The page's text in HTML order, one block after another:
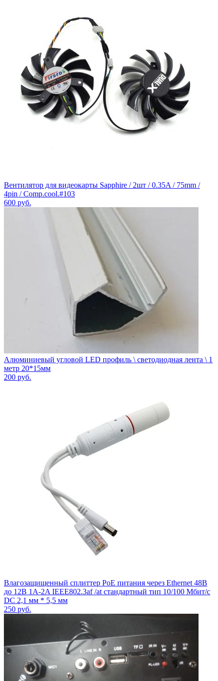
Вентилятор для видеокарты Sapphire / 2шт / 0.35A / 75mm /
4pin / Comp.cool.#103
600 руб.
Алюминиевый угловой LED профиль \ светодиодная лента \ 1
метр 20*15мм
200 руб.
Влагозащищенный сплиттер PoE питания через Ethernet 48В
до 12В 1A-2A IEEE802.3af /at стандартный тип 10/100 Мбит/с
DC 2,1 мм * 5,5 мм
250 руб.